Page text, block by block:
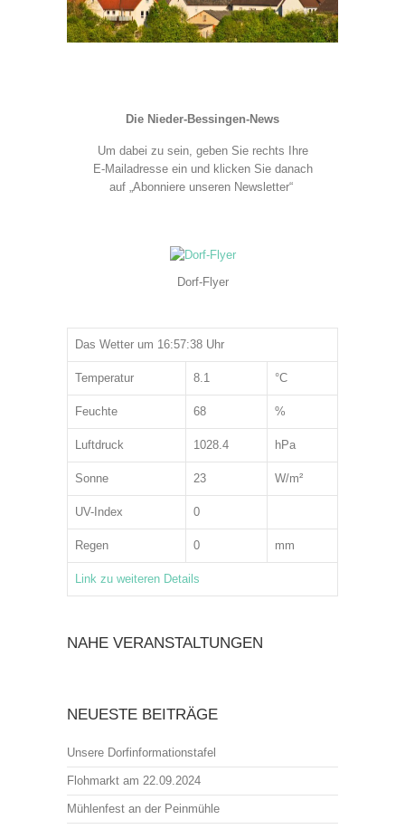
Die Nieder-Bessingen-News
Um dabei zu sein, geben Sie rechts Ihre
E-Mailadresse ein und klicken Sie danach
auf „Abonniere unseren Newsletter“
Dorf-Flyer
Das Wetter um 16:57:38 Uhr
Temperatur 8.1 °C
Feuchte 68 %
Luftdruck 1028.4 hPa
Sonne 23 W/m²
UV-Index 0
Regen 0 mm
Link zu weiteren Details
NAHE VERANSTALTUNGEN
NEUESTE BEITRÄGE
Unsere Dorfinformationstafel
Flohmarkt am 22.09.2024
Mühlenfest an der Peinmühle